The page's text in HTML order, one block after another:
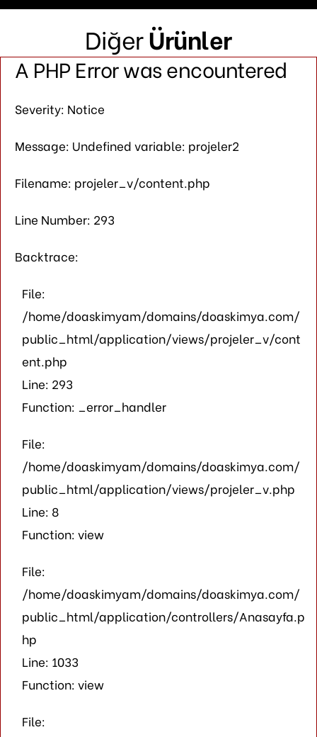
DiğerÜrünler
A PHP Error was encountered
Severity: Notice
Message: Undefined variable: projeler2
Filename: projeler_v/content.php
Line Number: 293
Backtrace:
File:
/home/doaskimyam/domains/doaskimya.com/
public_html/application/views/projeler_v/cont
ent.php
Line: 293
Function: _error_handler
File:
/home/doaskimyam/domains/doaskimya.com/
public_html/application/views/projeler_v.php
Line: 8
Function: view
File:
/home/doaskimyam/domains/doaskimya.com/
public_html/application/controllers/Anasayfa.p
hp
Line: 1033
Function: view
File: